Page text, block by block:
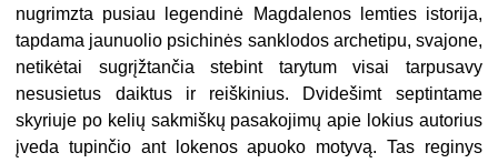
nugrimzta pusiau legendinė Magdalenos lemties istorija,
tapdama jaunuolio psichinės sanklodos archetipu, svajone,
netikėtai sugrįžtančia stebint tarytum visai tarpusavy
nesusietus daiktus ir reiškinius. Dvidešimt septintame
skyriuje po kelių sakmiškų pasakojimų apie lokius autorius
įveda tupinčio ant lokenos apuoko motyvą. Tas reginys